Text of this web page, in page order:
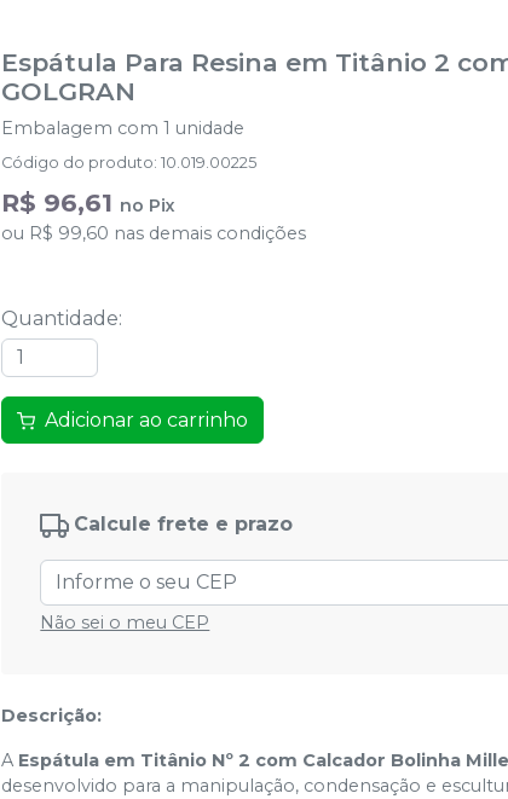
Espátula Para Resina em Titânio 2
GOLGRAN
Embalagem com 1 unidade
Código do produto:10.019.00225
R$ 96,61 no Pix
ou R$ 99,60 nas demais condições
Quantidade:
Adicionar ao carrinho
Calcule frete e prazo
Não sei o meu CEP
Descrição:
A Espátula em Titânio Nº 2 com Calcador Bolinha
desenvolvido para a manipulação, condensação e